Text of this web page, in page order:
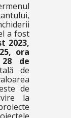
a fost
2023,
ora
28 de
de
de
la